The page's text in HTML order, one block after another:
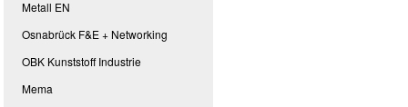
Metall EN
Osnabrück F&E + Networking
OBK Kunststoff Industrie
Mema